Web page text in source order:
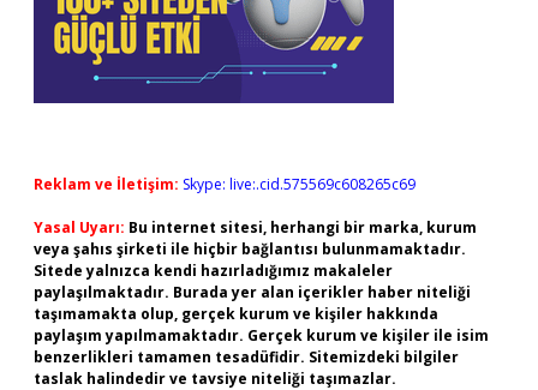
Reklam ve İletişim: Skype: live:.cid.575569c608265c69
Yasal Uyarı: Bu internet sitesi, herhangi bir marka, kurum
veya şahıs şirketi ile hiçbir bağlantısı bulunmamaktadır.
Sitede yalnızca kendi hazırladığımız makaleler
paylaşılmaktadır. Burada yer alan içerikler haber niteliği
taşımamakta olup, gerçek kurum ve kişiler hakkında
paylaşım yapılmamaktadır. Gerçek kurum ve kişiler ile isim
benzerlikleri tamamen tesadüfidir. Sitemizdeki bilgiler
taslak halindedir ve tavsiye niteliği taşımazlar.